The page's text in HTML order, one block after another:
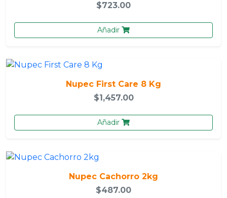
$723.00
Añadir
Nupec First Care 8 Kg
$1,457.00
Añadir
Nupec Cachorro 2kg
$487.00